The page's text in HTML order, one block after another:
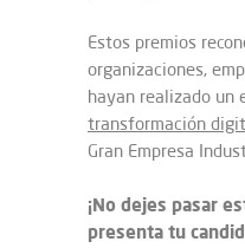
Estos premios
organizaciones,
hayan realizado un
transformación
Gran Empresa
¡No dejes pasar
presenta tu